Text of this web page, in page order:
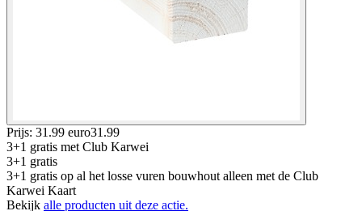
Prijs: 31.99 euro31 .99
3+1 gratis met Club Karwei
3+1 gratis
3+1 gratis op al het losse vuren bouwhout alleen met de Club
Karwei Kaart
Bekijk alle producten uit deze actie.